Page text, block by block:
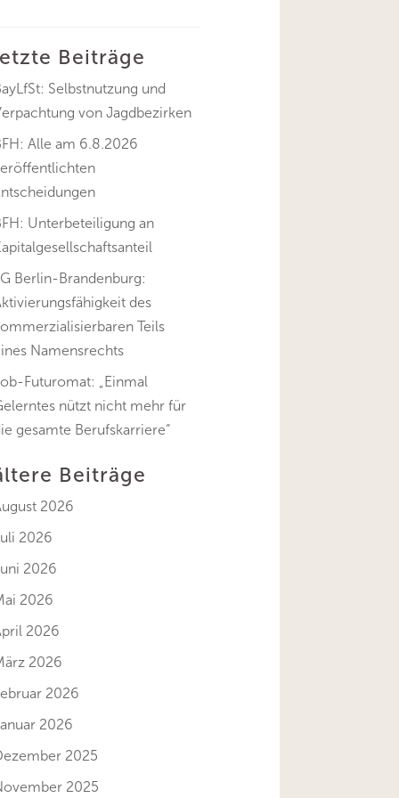
Beiträge
Selbstnutzung und
von Jagdbezirken
Alle am 6.8.2026
Unterbeteiligung an
Berlin-Brandenburg:
des
Teils
Namensrechts
Futuromat: „Einmal
nützt nicht mehr für
gesamte Berufskarriere“
Beiträge
2026
2026
2026
2026
2026
2026
2026
2026
2025
2025